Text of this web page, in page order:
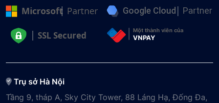
Microsoft Partner Google Cloud Partner
SSL Secured Một thành viên của
VNPAY
Trụ sở Hà Nội
Tầng 9, tháp A, Sky City Tower, 88 Láng Hạ, Đống Đa,